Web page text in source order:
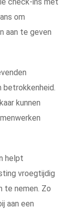
om
aan te geven
betrokkenheid.
kunnen
helpt
vroegtijdig
te nemen. Zo
aan een